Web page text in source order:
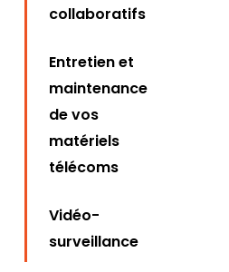
collaboratifs
Entretien et
maintenance
de vos
matériels
télécoms
Vidéo-
surveillance